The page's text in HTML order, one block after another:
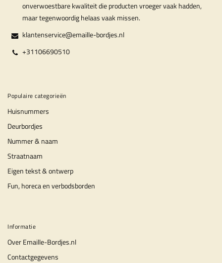
onverwoestbare kwaliteit die producten vroeger vaak hadden,
maar tegenwoordig helaas vaak missen.
klantenservice@emaille-bordjes.nl
+31106690510
Populaire categorieën
Huisnummers
Deurbordjes
Nummer & naam
Straatnaam
Eigen tekst & ontwerp
Fun, horeca en verbodsborden
Informatie
Over Emaille-Bordjes.nl
Contactgegevens